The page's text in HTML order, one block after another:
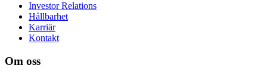
Investor Relations
Hållbarhet
Karriär
Kontakt
Om oss